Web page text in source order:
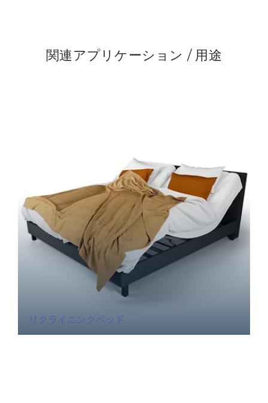
関連アプリケーション / 用途
リクライニングベッド